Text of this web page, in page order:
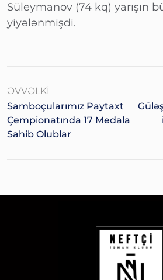
Süleymanov (74 kq) yarışın
yiyələnmişdi.
ƏVVƏLKI
Samboçularımız Paytaxt
Çempionatında 17 Medala
Sahib Olublar